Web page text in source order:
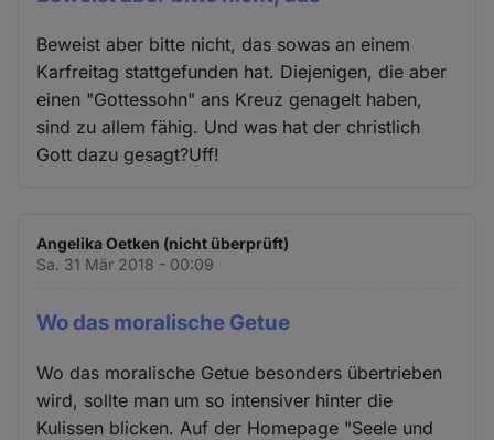
Beweist aber bitte nicht, das sowas an einem
Karfreitag stattgefunden hat. Diejenigen, die aber
einen "Gottessohn" ans Kreuz genagelt haben,
sind zu allem fähig. Und was hat der christlich
Gott dazu gesagt?Uff!
Angelika Oetken (nicht überprüft)
Sa. 31 Mär 2018 - 00:09
Wo das moralische Getue
Wo das moralische Getue besonders übertrieben
wird, sollte man um so intensiver hinter die
Kulissen blicken. Auf der Homepage "Seele und